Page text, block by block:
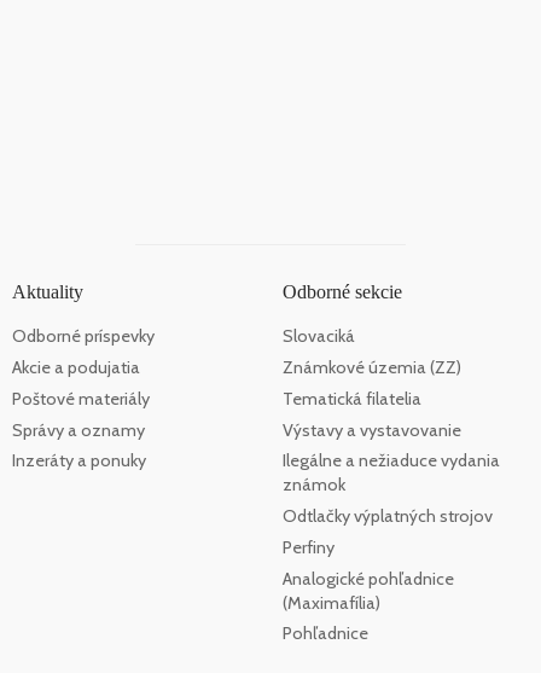
Aktuality
Odborné príspevky
Akcie a podujatia
Poštové materiály
Správy a oznamy
Inzeráty a ponuky
Odborné sekcie
Slovaciká
Známkové územia (ZZ)
Tematická filatelia
Výstavy a vystavovanie
Ilegálne a nežiaduce vydania
známok
Odtlačky výplatných strojov
Perfiny
Analogické pohľadnice
(Maximafília)
Pohľadnice